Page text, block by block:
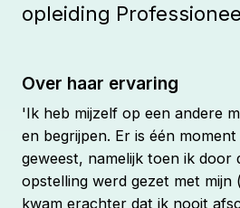
opleiding
Over haar ervaring
'Ik heb mijzelf op een andere
en begrijpen. Er is één
geweest, namelijk toen ik door
opstelling werd gezet met mijn
kwam erachter dat ik nooit